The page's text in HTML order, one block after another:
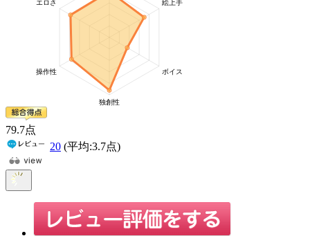
79.7点
20 (平均:3.7点)